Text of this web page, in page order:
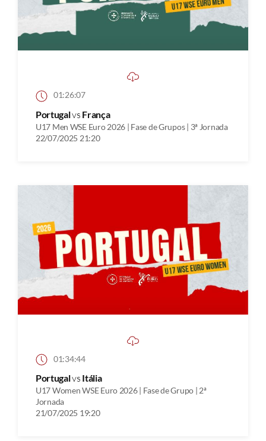
01:26:07
Portugalvs França
U17 Men WSE Euro 2026 | Fase de Grupos | 3ª Jornada
22/07/2025 21:20
01:34:44
Portugalvs Itália
U17 Women WSE Euro 2026 | Fase de Grupo | 2ª
Jornada
21/07/2025 19:20